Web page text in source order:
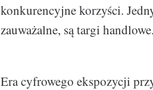
konkurencyjne korzyści.
zauważalne, są targi handlowe.
Era cyfrowego ekspozycji